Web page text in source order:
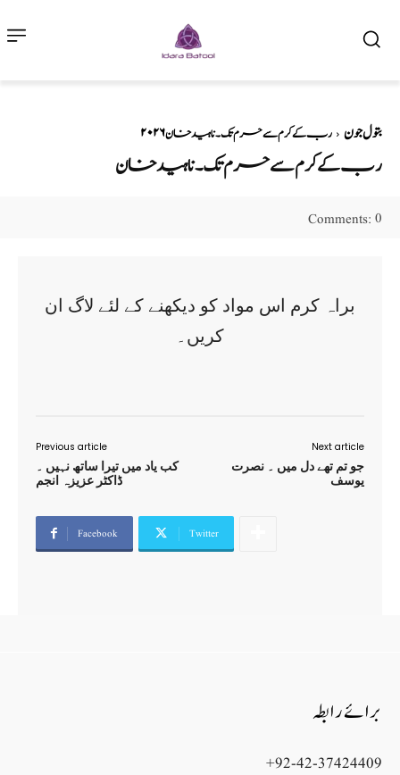
۲۰۲۶ بتول جون رب کے کرم سے حرم تک ۔ ناہید خان
رب کے کرم سے حرم تک ۔ ناہید خان
Comments: 0
براہ کرم اس مواد کو دیکھنے کے لئے لاگ ان
کریں۔
Previous article
کب یاد میں تیرا ساتھ نہیں ۔
ڈاکٹر عزیزہ انجم
Next article
جو تم تھے دل میں ۔ نصرت
یوسف
Facebook Twitter
برائے رابطہ
+92-42-37424409